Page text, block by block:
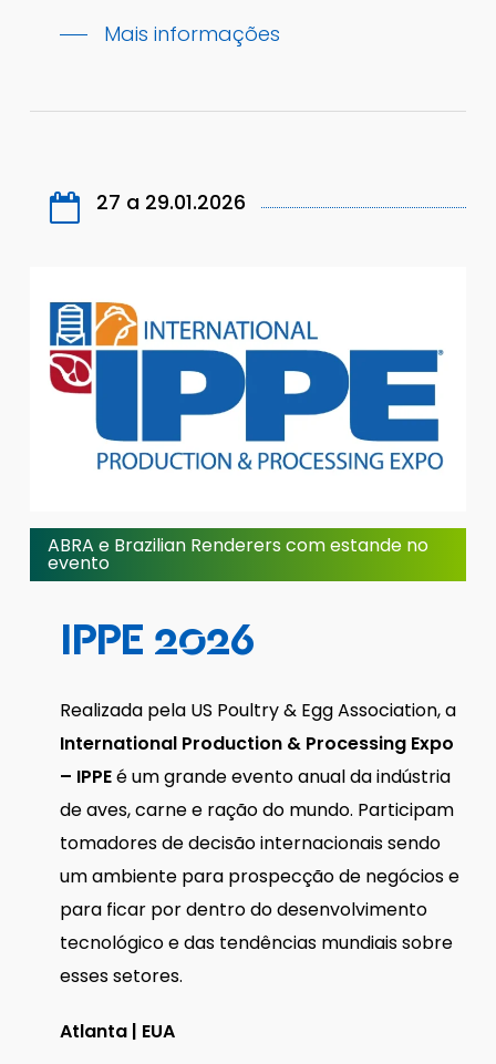
Mais informações
27 a 29.01.2026
ABRA e Brazilian Renderers com estande no
evento
IPPE 2026
Realizada pela US Poultry & Egg Association, a
International Production & Processing Expo
– IPPEé um grande evento anual da indústria
de aves, carne e ração do mundo. Participam
tomadores de decisão internacionais sendo
um ambiente para prospecção de negócios e
para ficar por dentro do desenvolvimento
tecnológico e das tendências mundiais sobre
esses setores.
Atlanta | EUA